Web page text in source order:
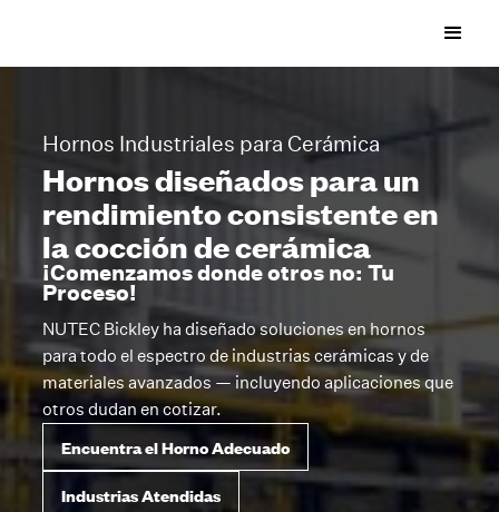
Hornos Industriales para Cerámica
Hornos diseñados para un
rendimiento consistente en
la cocción de cerámica
¡Comenzamos donde otros no: Tu
Proceso!
NUTEC Bickley ha diseñado soluciones en hornos
para todo el espectro de industrias cerámicas y de
materiales avanzados — incluyendo aplicaciones que
otros dudan en cotizar.
Encuentra el Horno Adecuado
Industrias Atendidas